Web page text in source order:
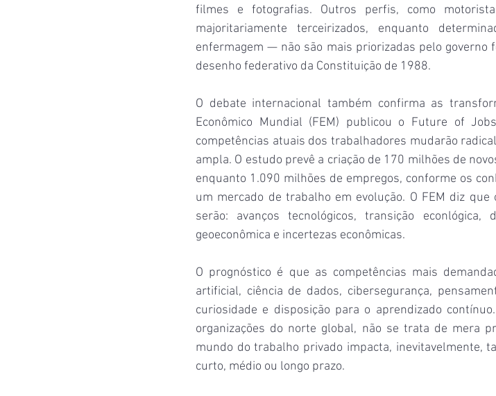
filmes e fotografias. Outros perfis, como
majoritariamente terceirizados, enquanto
enfermagem — não são mais priorizadas pelo
desenho federativo da Constituição de 1988.
O debate internacional também confirma as
Econômico Mundial (FEM) publicou o Future of
competências atuais dos trabalhadores mudarão
ampla. O estudo prevê a criação de 170 milhões de
enquanto 1.090 milhões de empregos, conforme os
um mercado de trabalho em evolução. O FEM diz
serão: avanços tecnológicos, transição econlógica,
geoeconômica e incertezas econômicas.
O prognóstico é que as competências mais
artificial, ciência de dados, cibersegurança,
curiosidade e disposição para o aprendizado
organizações do norte global, não se trata de mera
mundo do trabalho privado impacta, inevitavelmente,
curto, médio ou longo prazo.